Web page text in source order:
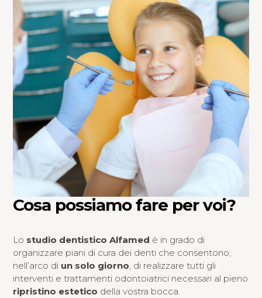
Cosa possiamo fare per voi?
Lo studio dentistico Alfamed è in grado di
organizzare piani di cura dei denti che consentono,
nell’arco di un solo giorno, di realizzare tutti gli
interventi e trattamenti odontoiatrici necessari al pieno
ripristino estetico della vostra bocca.